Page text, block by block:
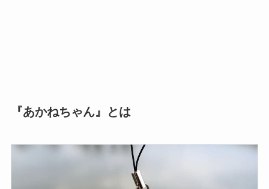
『あかねちゃん』とは